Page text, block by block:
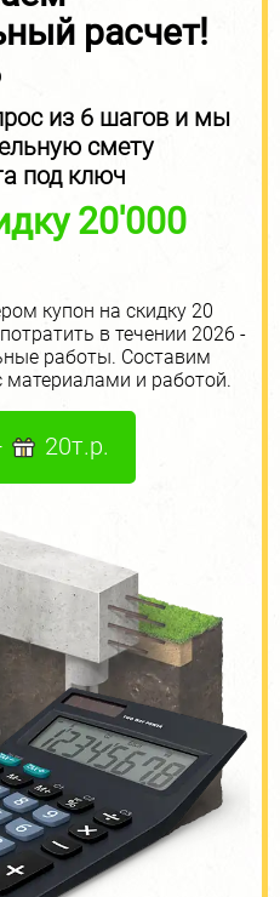
расчет!
из 6 шагов и мы
смету
под ключ
20'000
купон на скидку 20
в течении 2026 -
работы. Составим
материалами и работой.
20т.р.